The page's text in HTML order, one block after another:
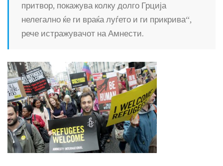
притвор, покажува колку долго Грција
нелегално ќе ги враќа луѓето и ги прикрива“,
рече истражувачот на Амнести.